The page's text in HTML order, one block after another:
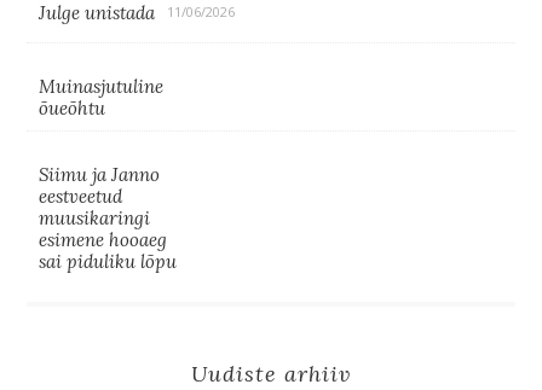
Julge unistada 11/06/2026
Muinasjutuline
õueõhtu
Siimu ja Janno
eestveetud
muusikaringi
esimene hooaeg
sai piduliku lõpu
Uudiste arhiiv